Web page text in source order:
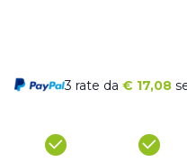
3 rate da € 17,08